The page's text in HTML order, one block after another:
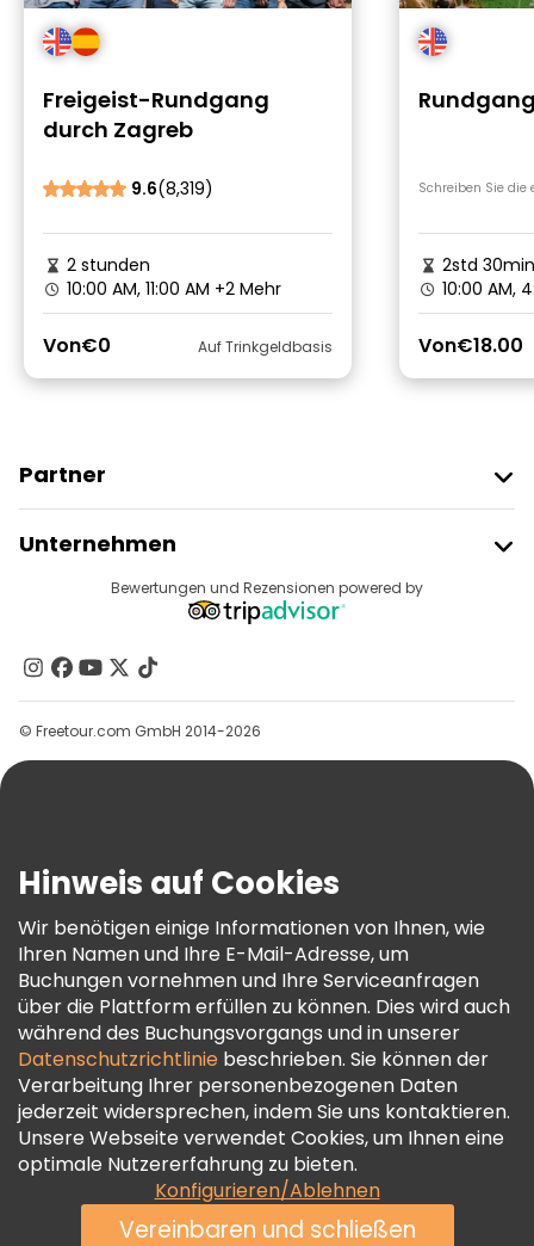
Freigeist-Rundgang
durch Zagreb
9.6(8,319)
2 stunden
10:00 AM, 11:00 AM +2 Mehr
Von€0 Auf Trinkgeldbasis
Schreiben Sie die
2std 30min
10:00 AM,
Von€18.00
Partner
Anbieter-Anmeldung
Affiliate-Programm
Unternehmen
Reiseziele
Kontakt
Gruppen
Hilfe
AGB Und Rechtliches
Cookie-Richtlinie
Freetour Auszeichnungen
Treueprogramm
Bewertungen und Rezensionen powered by
© Freetour.com GmbH 2014-2026
Hinweis auf Cookies
Wir benötigen einige Informationen von Ihnen, wie
Ihren Namen und Ihre E-Mail-Adresse, um
Buchungen vornehmen und Ihre Serviceanfragen
über die Plattform erfüllen zu können. Dies wird auch
während des Buchungsvorgangs und in unserer
Datenschutzrichtlinie beschrieben. Sie können der
Verarbeitung Ihrer personenbezogenen Daten
jederzeit widersprechen, indem Sie uns kontaktieren.
Unsere Webseite verwendet Cookies, um Ihnen eine
optimale Nutzererfahrung zu bieten.
Konfigurieren/Ablehnen
Vereinbaren und schließen